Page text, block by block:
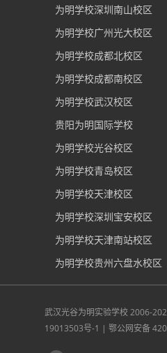
为明学校深圳南山校区
为明学校广州光大校区
为明学校成都北校区
为明学校成都南校区
为明学校武汉校区
贵阳为明国际学校
为明学校光谷校区
为明学校青岛校区
为明学校天津校区
为明学校深圳宝安校区
为明学校天津南站校区
为明学校贵州六盘水校区
武汉光谷为明实验学校2006-
19013503号-1 | 鄂公网安备